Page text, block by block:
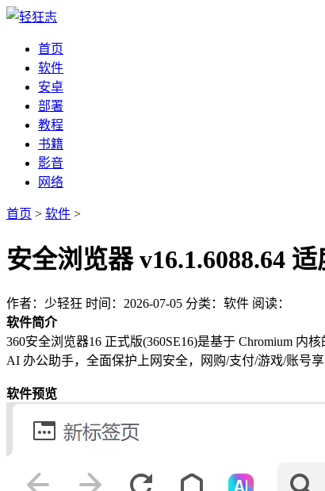
首页
软件
安卓
部署
教程
书籍
影音
网络
首页 > 软件 >
安全浏览器 v16.1.6088.64
作者：少轻狂 时间：2026-07-05 分类：软件 阅读：
软件简介
360安全浏览器16 正式版(360SE16)是基于 Chromium 内
AI 办公助手，全面保护上网安全，网购/支付/游戏/账号享
软件预览